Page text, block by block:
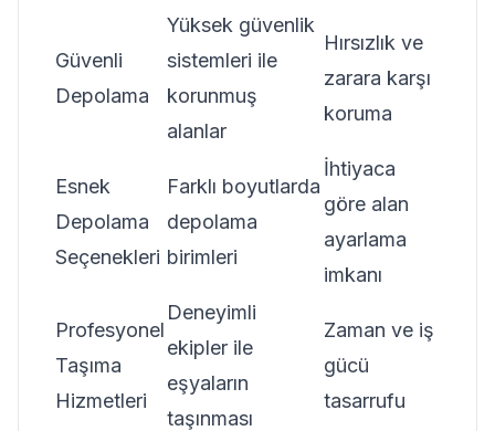
Güvenli
Depolama
Yüksek güvenlik
sistemleri ile
korunmuş
alanlar
Hırsızlık ve
zarara karşı
koruma
Esnek
Depolama
Seçenekleri
Farklı boyutlarda
depolama
birimleri
İhtiyaca
göre alan
ayarlama
imkanı
Profesyonel
Taşıma
Hizmetleri
Deneyimli
ekipler ile
eşyaların
taşınması
Zaman ve iş
gücü
tasarrufu